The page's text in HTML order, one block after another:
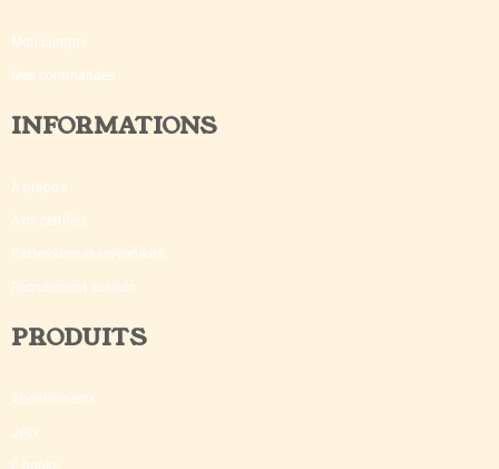
Mon compte
Mes commandes
INFORMATIONS
A propos
Avis certifiés
Partenaires et revendeurs
Recrutement auteurs
PRODUITS
Abonnements
Jeux
E-books